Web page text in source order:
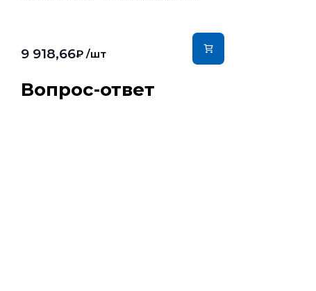
9 918,66₽ /шт
Вопрос-ответ